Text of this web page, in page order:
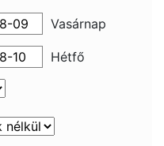
Vasárnap
Hétfő